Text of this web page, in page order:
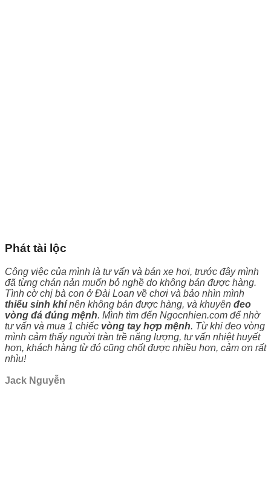
Phát tài lộc
Công việc của mình là tư vấn và bán xe hơi, trước đây mình
đã từng chán nản muốn bỏ nghề do không bán được hàng.
Tình cờ chị bà con ở Đài Loan về chơi và bảo nhìn mình
thiếu sinh khínên không bán được hàng, và khuyên đeo
vòng đá đúng mệnh. Mình tìm đến Ngocnhien.com để nhờ
tư vấn và mua 1 chiếc vòng tay hợp mệnh. Từ khi đeo vòng
mình cảm thấy người tràn trề năng lượng, tư vấn nhiệt huyết
hơn, khách hàng từ đó cũng chốt được nhiều hơn, cảm ơn rất
nhìu!
Jack Nguyễn